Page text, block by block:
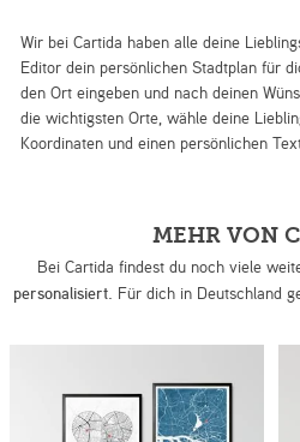
Wir bei Cartida haben alle deine
Editor dein persönlichen Stadtplan für
den Ort eingeben und nach deinen
die wichtigsten Orte, wähle deine
Koordinaten und einen persönlichen
MEHR VON
Bei Cartida findest du noch viele
personalisiert. Für dich in Deutschland